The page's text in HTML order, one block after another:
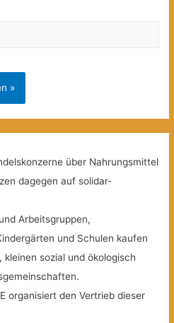
über Nahrungsmittel
dagegen auf solidar-
Arbeitsgruppen,
und Schulen kaufen
sozial und ökologisch
organisiert den Vertrieb dieser